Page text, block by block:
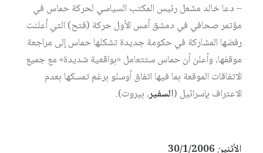
– دعا خالد مشعل رئيس المكتب السياسي لحركة حماس في
مؤتمر صحافي في دمشق أمس الأول حركة (فتح) التي أعلنت
رفضها المشاركة في حكومة جديدة تشكلها حماس إلى مراجعة
موقفها، وأعلن أن حماس ستتعامل «بواقعية شديدة» مع جميع
الاتفاقات الموقعة بما فيها اتفاق أوسلو برغم تمسكها بعدم
الاعتراف بإسرائيل (السفير، بيروت).